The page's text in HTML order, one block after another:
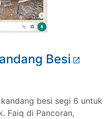
Besi
besi segi 6 untuk
Faiq di Pancoran,